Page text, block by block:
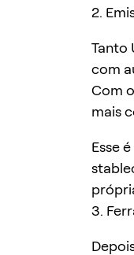
2.
Tanto
com
Com
mais
Esse
3.